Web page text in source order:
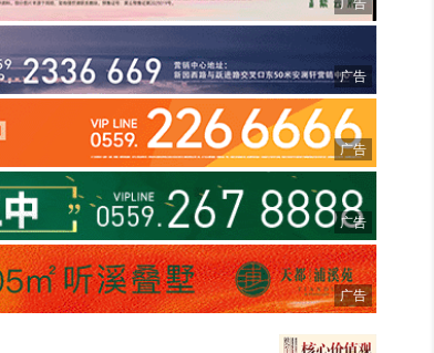
广告
广告
广告
广告
广告